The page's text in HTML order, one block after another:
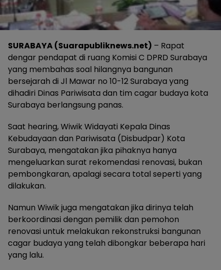
SURABAYA (Suarapubliknews.net) – Rapat
dengar pendapat di ruang Komisi C DPRD Surabaya
yang membahas soal hilangnya bangunan
bersejarah di Jl Mawar no 10-12 Surabaya yang
dihadiri Dinas Pariwisata dan tim cagar budaya kota
Surabaya berlangsung panas.
Saat hearing, Wiwik Widayati Kepala Dinas
Kebudayaan dan Pariwisata (Disbudpar) Kota
Surabaya, mengatakan jika pihaknya hanya
mengeluarkan surat rekomendasi renovasi, bukan
pembongkaran, apalagi secara total seperti yang
dilakukan.
Namun Wiwik juga mengatakan jika dirinya telah
berkoordinasi dengan pemilik dan pemohon
renovasi untuk melakukan rekonstruksi bangunan
cagar budaya yang telah dibongkar beberapa hari
yang lalu.